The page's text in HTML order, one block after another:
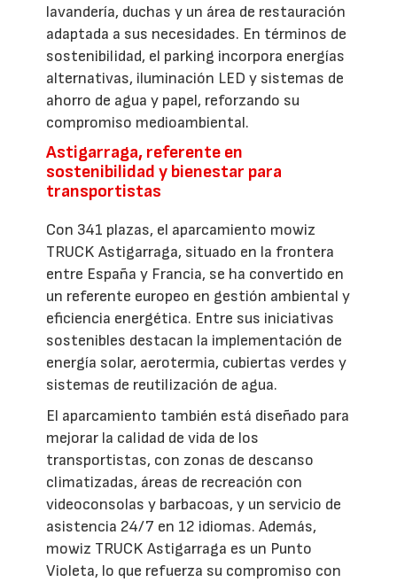
lavandería, duchas y un área de restauración
adaptada a sus necesidades. En términos de
sostenibilidad, el parking incorpora energías
alternativas, iluminación LED y sistemas de
ahorro de agua y papel, reforzando su
compromiso medioambiental.
Astigarraga, referente en
sostenibilidad y bienestar para
transportistas
Con 341 plazas, el aparcamiento mowiz
TRUCK Astigarraga, situado en la frontera
entre España y Francia, se ha convertido en
un referente europeo en gestión ambiental y
eficiencia energética. Entre sus iniciativas
sostenibles destacan la implementación de
energía solar, aerotermia, cubiertas verdes y
sistemas de reutilización de agua.
El aparcamiento también está diseñado para
mejorar la calidad de vida de los
transportistas, con zonas de descanso
climatizadas, áreas de recreación con
videoconsolas y barbacoas, y un servicio de
asistencia 24/7 en 12 idiomas. Además,
mowiz TRUCK Astigarraga es un Punto
Violeta, lo que refuerza su compromiso con